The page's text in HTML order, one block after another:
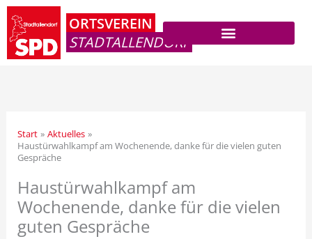
Zum
Inhalt
springen
ORTSVEREIN
STADTALLENDORF
Start
Aktuelles
Haustürwahlkampf am Wochenende, danke für die vielen guten
Gespräche
Haustürwahlkampf am
Wochenende, danke für die vielen
guten Gespräche